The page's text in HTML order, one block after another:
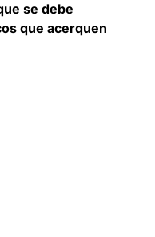
se debe
que acerquen